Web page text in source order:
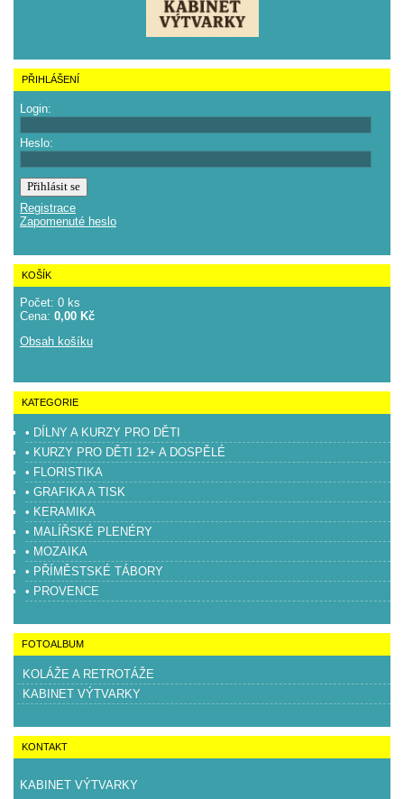
PŘIHLÁŠENÍ
Login:
Heslo:
Registrace
Zapomenuté heslo
KOŠÍK
Počet: 0 ks
Cena: 0,00 Kč
Obsah košíku
KATEGORIE
• DÍLNY A KURZY PRO DĚTI
• KURZY PRO DĚTI 12+ A DOSPĚLÉ
• FLORISTIKA
• GRAFIKA A TISK
• KERAMIKA
• MALÍŘSKÉ PLENÉRY
• MOZAIKA
• PŘÍMĚSTSKÉ TÁBORY
• PROVENCE
FOTOALBUM
KOLÁŽE A RETROTÁŽE
KABINET VÝTVARKY
KONTAKT
KABINET VÝTVARKY